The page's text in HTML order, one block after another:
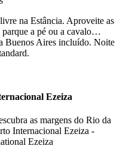
na Estância. Aproveite as
parque a pé ou a cavalo…
Buenos Aires incluído. Noite
Ezeiza